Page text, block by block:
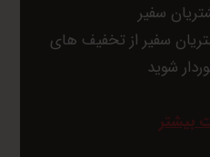
سفیر
سفیر از تخفیف های
شوید
بیشتر